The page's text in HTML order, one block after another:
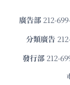
廣告部212-
分類廣告
發⾏部 212-